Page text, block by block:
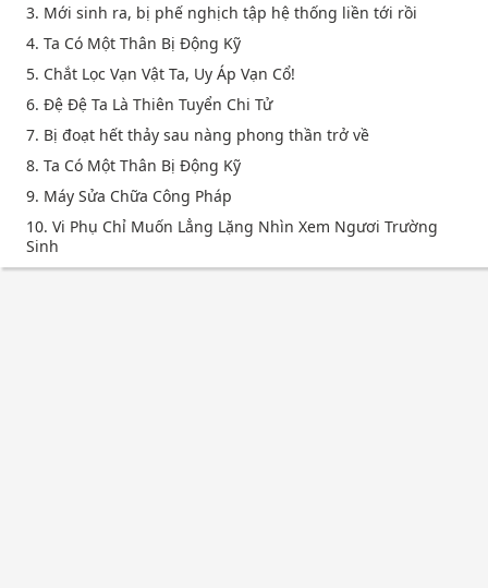
3. Mới sinh ra, bị phế nghịch tập hệ thống liền tới rồi
4. Ta Có Một Thân Bị Động Kỹ
5. Chắt Lọc Vạn Vật Ta, Uy Áp Vạn Cổ!
6. Đệ Đệ Ta Là Thiên Tuyển Chi Tử
7. Bị đoạt hết thảy sau nàng phong thần trở về
8. Ta Có Một Thân Bị Động Kỹ
9. Máy Sửa Chữa Công Pháp
10. Vi Phụ Chỉ Muốn Lẳng Lặng Nhìn Xem Ngươi Trường
Sinh